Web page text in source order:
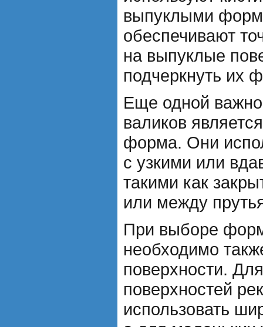
выпуклыми
обеспечивают
на выпуклые
подчеркнуть их
Еще одной
валиков
форма. Они
с узкими или
такими как
или между
При выборе
необходимо
поверхности.
поверхностей
использовать